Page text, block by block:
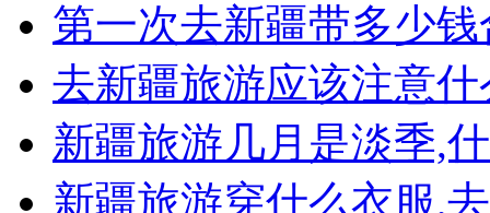
第一次去新疆带多少钱
去新疆旅游应该注意
新疆旅游几月是淡季,
新疆旅游穿什么衣服,